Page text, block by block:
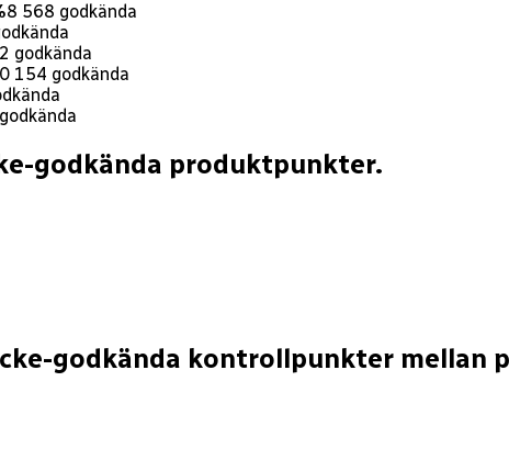
8 568 godkända
godkända
154 godkända
godkända
godkända produktpunkter.
godkända kontrollpunkter mellan